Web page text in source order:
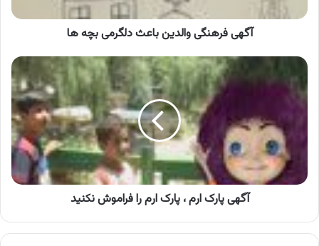
آگهی فرهنگی والدین باعث دلگرمی بچه ها
آگهی
پارک
ارم
ارم
فراموش
نکنید
آگهی پارک ارم ، پارک ارم را فراموش نکنید